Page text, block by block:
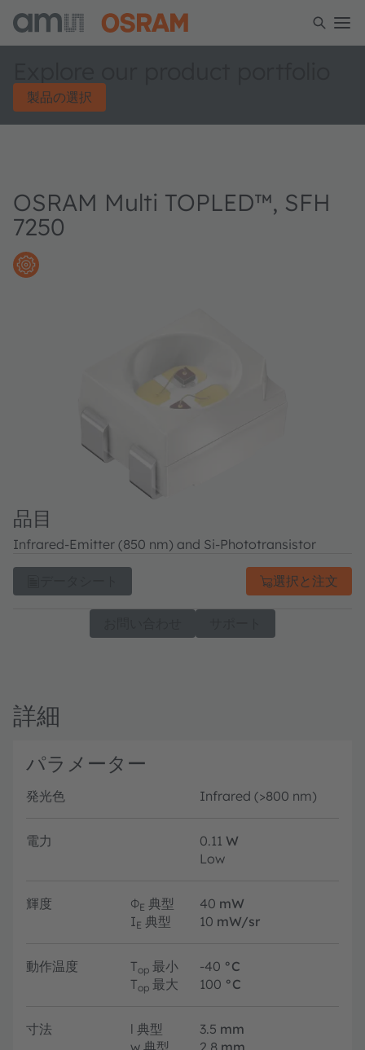
製品の選択
OSRAM Multi TOPLED™, SFH
7250
品目
Infrared-Emitter (850 nm) and Si-Phototransistor
選択と注文
詳細
パラメーター
発光色 Infrared (>800 nm)
電力 0.11 W
Low
輝度 ΦE 典型 40 mW
IE 典型 10 mW/sr
動作温度 Top 最小 -40 °C
Top 最大 100 °C
寸法 l 典型 3.5 mm